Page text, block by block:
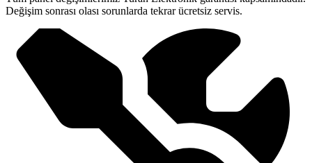
Değişim sonrası olası sorunlarda tekrar ücretsiz servis.